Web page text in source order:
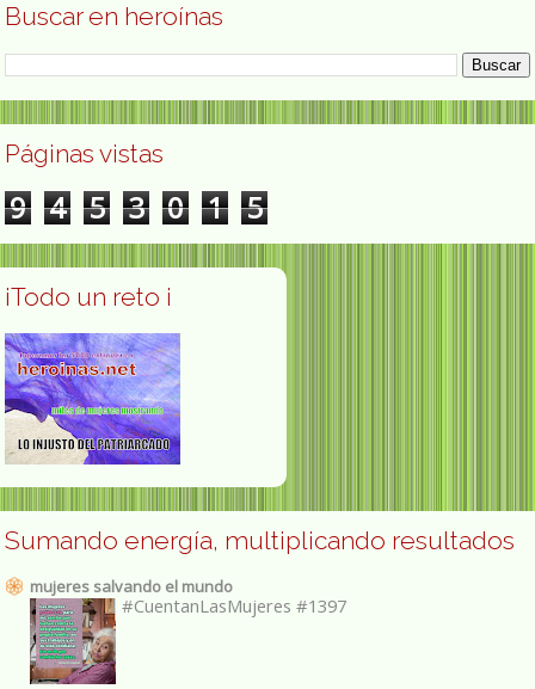
Buscar en heroínas
Páginas vistas
9 4 5 3 0 1 5
¡Todo un reto ¡
Sumando energía, multiplicando resultados
mujeres salvando el mundo
#CuentanLasMujeres #1397